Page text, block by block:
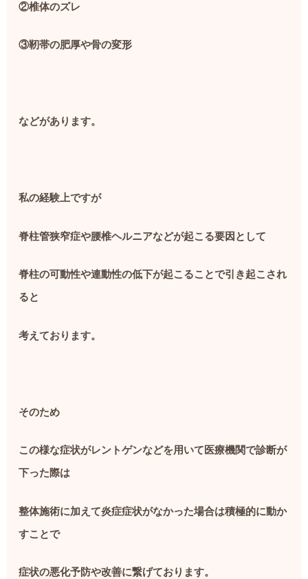
②椎体のズレ
③靭帯の肥厚や骨の変形
などがあります。
私の経験上ですが
脊柱管狭窄症や腰椎ヘルニアなどが起こる要因として
脊柱の可動性や連動性の低下が起こることで引き起こされ
ると
考えております。
そのため
この様な症状がレントゲンなどを用いて医療機関で診断が
下った際は
整体施術に加えて炎症症状がなかった場合は積極的に動か
すことで
症状の悪化予防や改善に繋げております。